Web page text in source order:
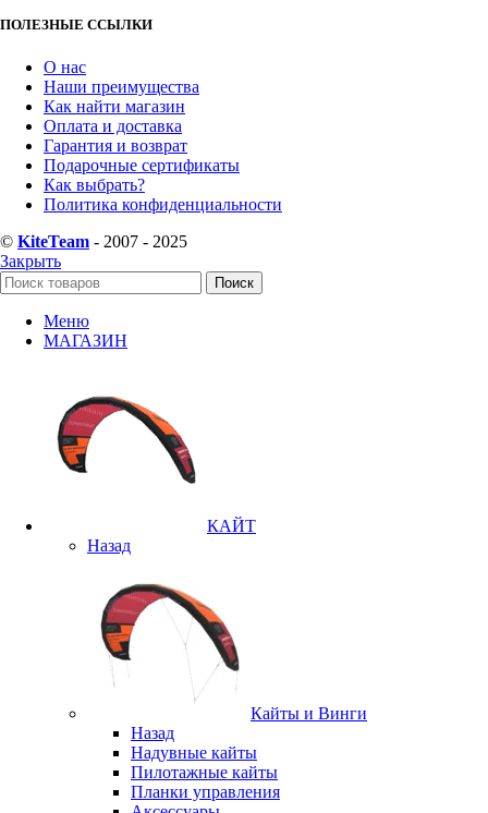
ПОЛЕЗНЫЕ ССЫЛКИ
О нас
Наши преимущества
Как найти магазин
Оплата и доставка
Гарантия и возврат
Подарочные сертификаты
Как выбрать?
Политика конфиденциальности
© KiteTeam - 2007 - 2025
Закрыть
Поиск
Меню
МАГАЗИН
КАЙТ
Назад
Кайты и Винги
Назад
Надувные кайты
Пилотажные кайты
Планки управления